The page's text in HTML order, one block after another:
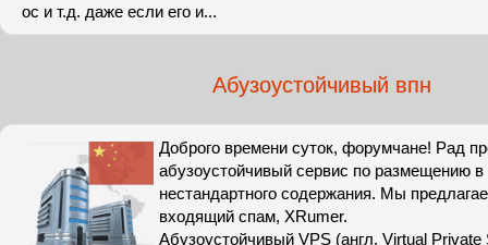
ос и т.д. даже если его и...
Абузоустойчивый впн
Доброго времени суток, форумчане! Рад
абузоустойчивый сервис по размещению в
нестандартного содержания. Мы
входящий спам, XRumer.
Абузоустойчивый VPS (англ. Virtual